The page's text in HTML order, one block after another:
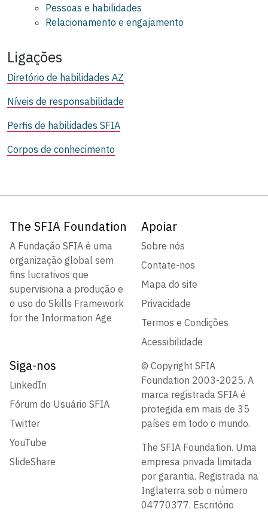
Pessoas e habilidades
Relacionamento e engajamento
Ligações
Diretório de habilidades AZ
Níveis de responsabilidade
Perfis de habilidades SFIA
Corpos de conhecimento
The SFIA Foundation
A Fundação SFIA é uma
organização global sem
fins lucrativos que
supervisiona a produção e
o uso do Skills Framework
for the Information Age
Apoiar
Sobre nós
Contate-nos
Mapa do site
Privacidade
Termos e Condições
Acessibilidade
Siga-nos
LinkedIn
Fórum do Usuário SFIA
Twitter
YouTube
SlideShare
© Copyright SFIA
Foundation 2003-2025. A
marca registrada SFIA é
protegida em mais de 35
países em todo o mundo.
The SFIA Foundation. Uma
empresa privada limitada
por garantia. Registrada na
Inglaterra sob o número
04770377. Escritório